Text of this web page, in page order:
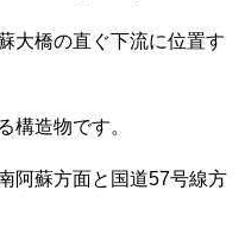
大橋の直ぐ下流に位置す
構造物です。
阿蘇方面と国道57号線方